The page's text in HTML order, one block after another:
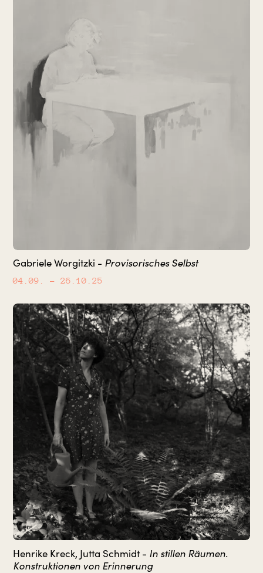
Gabriele Worgitzki - Provisorisches Selbst
04.09. – 26.10.25
Henrike Kreck, Jutta Schmidt - In stillen Räumen.
Konstruktionen von Erinnerung